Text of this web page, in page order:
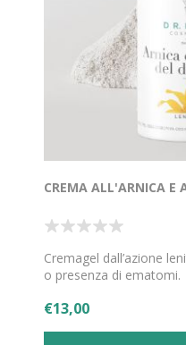
CREMA ALL'ARNICA E
Cremagel dall’azione
o presenza di ematomi.
€13,00